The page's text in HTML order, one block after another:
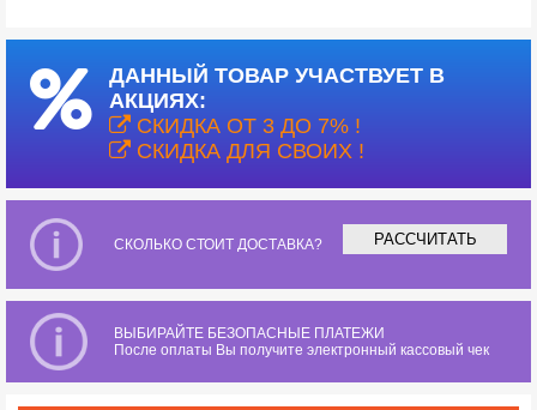
ДАННЫЙ ТОВАР УЧАСТВУЕТ В
АКЦИЯХ:
СКИДКА ОТ 3 ДО 7% !
СКИДКА ДЛЯ СВОИХ !
СКОЛЬКО СТОИТ ДОСТАВКА? РАССЧИТАТЬ
ВЫБИРАЙТЕ БЕЗОПАСНЫЕ ПЛАТЕЖИ
После оплаты Вы получите электронный кассовый чек